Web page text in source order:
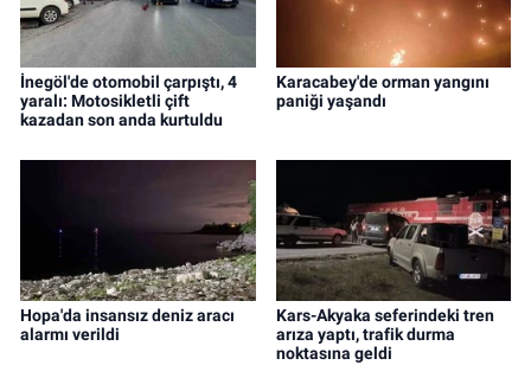
İnegöl'de otomobil çarpıştı, 4
yaralı: Motosikletli çift
kazadan son anda kurtuldu
Karacabey'de orman yangını
paniği yaşandı
Hopa'da insansız deniz aracı
alarmı verildi
Kars-Akyaka seferindeki tren
arıza yaptı, trafik durma
noktasına geldi